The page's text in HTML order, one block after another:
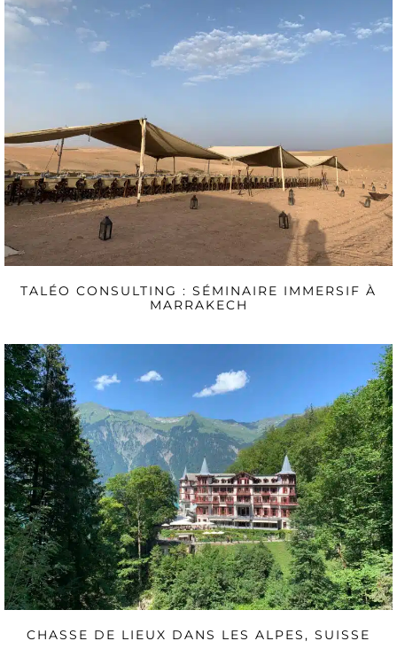
TALÉO CONSULTING : SÉMINAIRE IMMERSIF À
MARRAKECH
CHASSE DE LIEUX DANS LES ALPES, SUISSE